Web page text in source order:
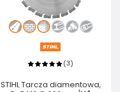
(3)
STIHL Tarcza diamentowa,